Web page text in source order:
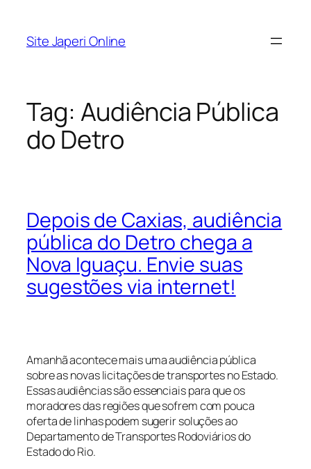
Site Japeri Online
Tag: Audiência Pública
do Detro
Depois de Caxias, audiência
pública do Detro chega a
Nova Iguaçu. Envie suas
sugestões via internet!
Amanhã acontece mais uma audiência pública
sobre as novas licitações de transportes no Estado.
Essas audiências são essenciais para que os
moradores das regiões que sofrem com pouca
oferta de linhas podem sugerir soluções ao
Departamento de Transportes Rodoviários do
Estado do Rio.